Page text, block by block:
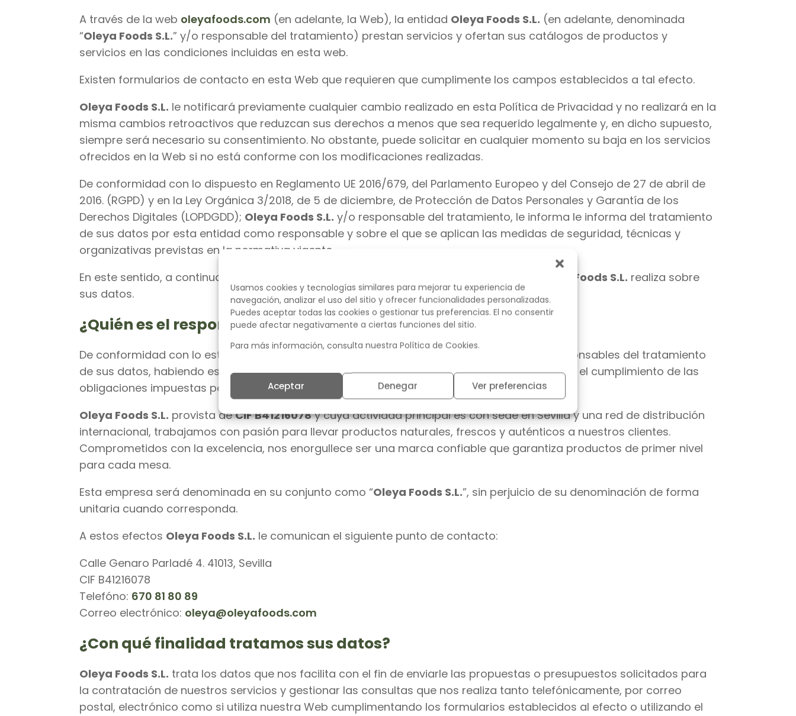
Usamos cookies y tecnologías similares para mejorar tu experiencia de
navegación, analizar el uso del sitio y ofrecer funcionalidades personalizadas.
Puedes aceptar todas las cookies o gestionar tus preferencias. El no consentir
puede afectar negativamente a ciertas funciones del sitio.
Para más información, consulta nuestra Política de Cookies.
Aceptar Denegar Ver preferencias
A través de la web oleyafoods.com (en adelante, la Web), la entidad Oleya Foods S.L. (en adelante, denominada
“Oleya Foods S.L.” y/o responsable del tratamiento) prestan servicios y ofertan sus catálogos de productos y
servicios en las condiciones incluidas en esta web.
Existen formularios de contacto en esta Web que requieren que cumplimente los campos establecidos a tal efecto.
Oleya Foods S.L. le notificará previamente cualquier cambio realizado en esta Política de Privacidad y no realizará en la
misma cambios retroactivos que reduzcan sus derechos a menos que sea requerido legalmente y, en dicho supuesto,
siempre será necesario su consentimiento. No obstante, puede solicitar en cualquier momento su baja en los servicios
ofrecidos en la Web si no está conforme con los modificaciones realizadas.
De conformidad con lo dispuesto en Reglamento UE 2016/679, del Parlamento Europeo y del Consejo de 27 de abril de
2016. (RGPD) y en la Ley Orgánica 3/2018, de 5 de diciembre, de Protección de Datos Personales y Garantía de los
Derechos Digitales (LOPDGDD); Oleya Foods S.L. y/o responsable del tratamiento, le informa le informa del tratamiento
de sus datos por esta entidad como responsable y sobre el que se aplican las medidas de seguridad, técnicas y
organizativas previstas en la normativa vigente.
En este sentido, a continuación le detallamos la información sobre el tratamiento que
Oleya Foods S.L. realiza sobre
sus datos.
¿Quién es el responsable del tratamiento de sus datos?
De conformidad con lo establecido en el art. 26 RGPD las siguientes entidades serán corresponsables del tratamiento
de sus datos, habiendo establecido de mutuo acuerdo sus responsabilidades respectivas en el cumplimiento de las
obligaciones impuestas por el RGPD.
Oleya Foods S.L. provista deCIF B41216078y cuya actividad principal es con sede en Sevilla y una red de distribución
internacional, trabajamos con pasión para llevar productos naturales, frescos y auténticos a nuestros clientes.
Comprometidos con la excelencia, nos enorgullece ser una marca confiable que garantiza productos de primer nivel
para cada mesa.
Esta empresa será denominada en su conjunto como “Oleya Foods S.L.”, sin perjuicio de su denominación de forma
unitaria cuando corresponda.
A estos efectos Oleya Foods S.L. le comunican el siguiente punto de contacto:
Calle Genaro Parladé 4. 41013, Sevilla
CIF B41216078
Telefóno: 670 81 80 89
Correo electrónico: oleya@oleyafoods.com
¿Con qué finalidad tratamos sus datos?
Oleya Foods S.L. trata los datos que nos facilita con el fin de enviarle las propuestas o presupuestos solicitados para
la contratación de nuestros servicios y gestionar las consultas que nos realiza tanto telefónicamente, por correo
postal, electrónico como si utiliza nuestra Web cumplimentando los formularios establecidos al efecto o utilizando el